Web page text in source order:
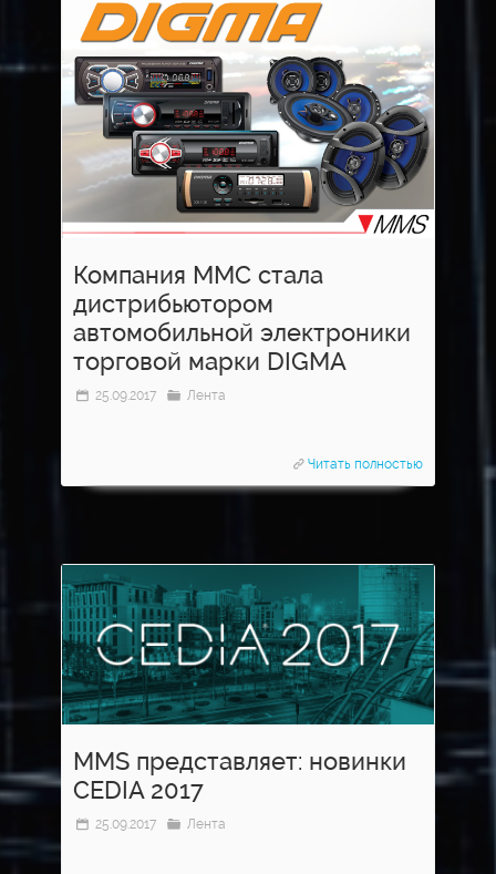
Компания ММС стала
дистрибьютором
автомобильной электроники
торговой марки DIGMA
25.09.2017 Лента
Читать полностью
MMS представляет: новинки
CEDIA 2017
25.09.2017 Лента